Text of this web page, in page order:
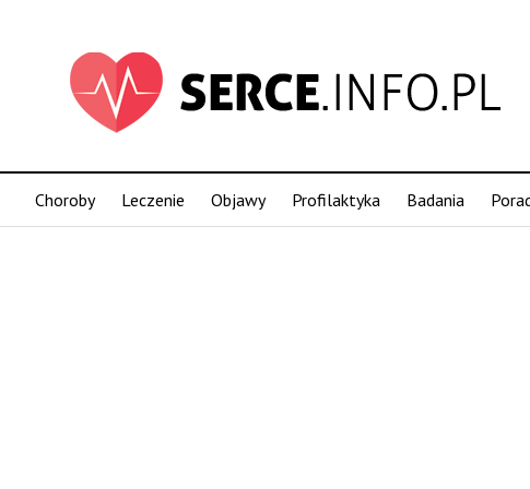
Choroby Leczenie Objawy Profilaktyka Badania